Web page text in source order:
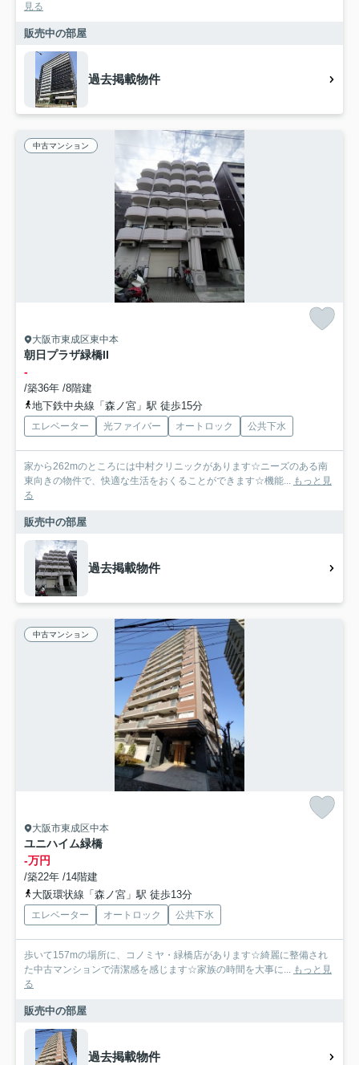
見る
販売中の部屋
過去掲載物件
中古マンション
大阪市東成区東中本
朝日プラザ緑橋II
-
/築36年 /8階建
地下鉄中央線「森ノ宮」駅 徒歩15分
エレベーター 光ファイバー オートロック 公共下水
家から262mのところには中村クリニックがあります☆ニーズのある南
東向きの物件で、快適な生活をおくることができます☆機能... もっと見
る
販売中の部屋
過去掲載物件
中古マンション
大阪市東成区中本
ユニハイム緑橋
-万円
/築22年 /14階建
大阪環状線「森ノ宮」駅 徒歩13分
エレベーター オートロック 公共下水
歩いて157mの場所に、コノミヤ・緑橋店があります☆綺麗に整備され
た中古マンションで清潔感を感じます☆家族の時間を大事に... もっと見
る
販売中の部屋
過去掲載物件